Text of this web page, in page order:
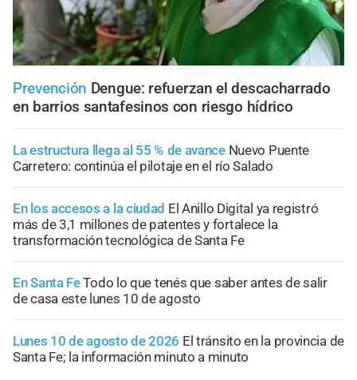
Prevención Dengue: refuerzan el descacharrado
en barrios santafesinos con riesgo hídrico
La estructura llega al 55 % de avance Nuevo Puente
Carretero: continúa el pilotaje en el río Salado
En los accesos a la ciudad El Anillo Digital ya registró
más de 3,1 millones de patentes y fortalece la
transformación tecnológica de Santa Fe
En Santa FeTodo lo que tenés que saber antes de salir
de casa este lunes 10 de agosto
Lunes 10 de agosto de 2026 El tránsito en la provincia de
Santa Fe; la información minuto a minuto